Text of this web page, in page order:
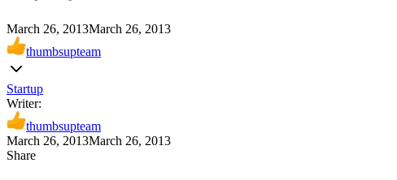
March 26, 2013March 26, 2013
thumbsupteam
Startup
Writer:
thumbsupteam
March 26, 2013March 26, 2013
Share